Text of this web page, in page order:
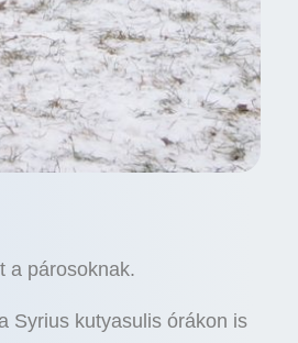
a párosoknak.
Syrius kutyasulis órákon is